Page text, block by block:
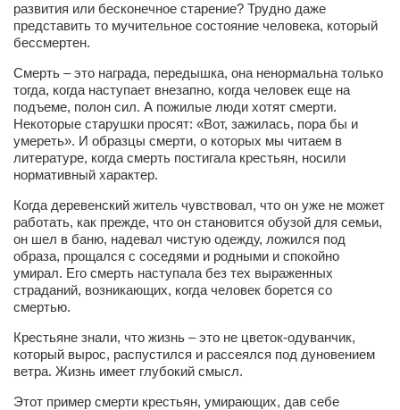
«ЧАЙ — КАВА» магазин — кафе
Магазины
«CYCLE GARAGE» — магазин велосипедов
«Книголюб» — супермаркет
Багетный двор
МАГАЗИН СТИХОВ НА ЗАКАЗ
«Павел» — магазин мужской одежды
«Траверс» — экипировочный центр
Журналисты
Александр Кугук
Музыканты
развития или бесконечное старение? Трудно даже
представить то мучительное состояние человека, который
бессмертен.
Смерть – это награда, передышка, она ненормальна только
тогда, когда наступает внезапно, когда человек еще на
подъеме, полон сил. А пожилые люди хотят смерти.
Некоторые старушки просят: «Вот, зажилась, пора бы и
умереть». И образцы смерти, о которых мы читаем в
литературе, когда смерть постигала крестьян, носили
нормативный характер.
Когда деревенский житель чувствовал, что он уже не может
работать, как прежде, что он становится обузой для семьи,
он шел в баню, надевал чистую одежду, ложился под
образа, прощался с соседями и родными и спокойно
умирал. Его смерть наступала без тех выраженных
страданий, возникающих, когда человек борется со
смертью.
Крестьяне знали, что жизнь – это не цветок-одуванчик,
который вырос, распустился и рассеялся под дуновением
ветра. Жизнь имеет глубокий смысл.
Этот пример смерти крестьян, умирающих, дав себе